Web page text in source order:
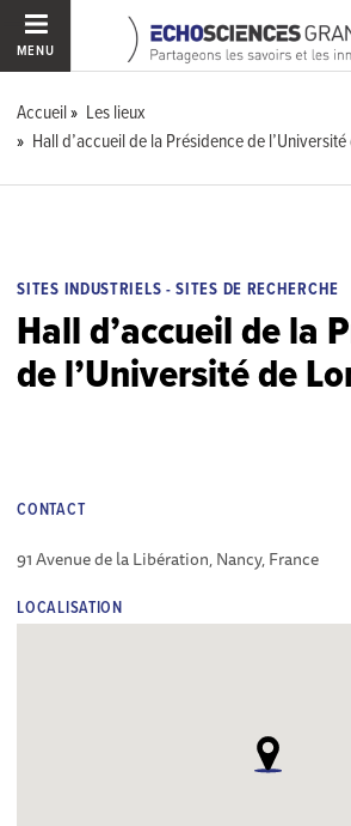
MENU
Accueil
Les lieux
Hall d’accueil de la Présidence de
SITES INDUSTRIELS - SITES DE RECHERCHE
Hall d’accueil de la
de l’Université de
CONTACT
91 Avenue de la Libération, Nancy, France
LOCALISATION